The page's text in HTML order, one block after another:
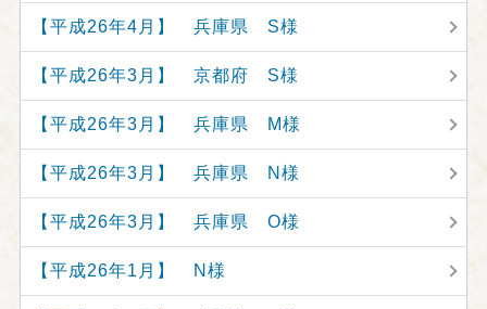
【平成26年4月】 兵庫県 S様
【平成26年3月】 京都府 S様
【平成26年3月】 兵庫県 M様
【平成26年3月】 兵庫県 N様
【平成26年3月】 兵庫県 O様
【平成26年1月】 N様